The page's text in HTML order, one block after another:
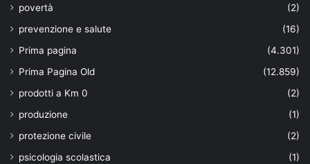
povertà
(2)
prevenzione e salute
(16)
Prima pagina
(4.301)
Prima Pagina Old
(12.859)
prodotti a Km 0
(2)
produzione
(1)
protezione civile
(2)
psicologia scolastica
(1)